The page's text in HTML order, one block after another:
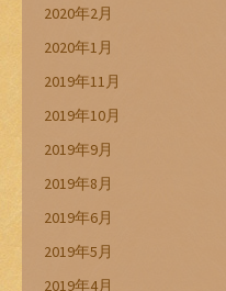
2020年2月
2020年1月
2019年11月
2019年10月
2019年9月
2019年8月
2019年6月
2019年5月
2019年4月